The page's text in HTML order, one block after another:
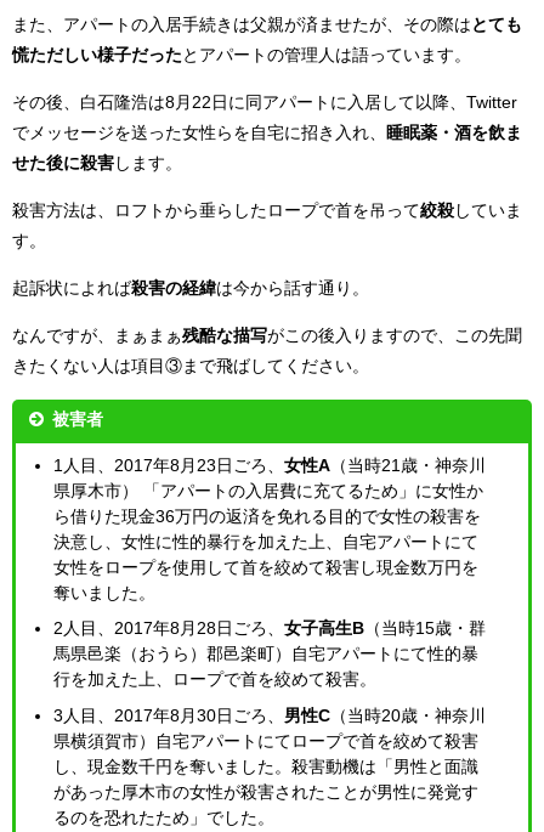
また、アパートの入居手続きは父親が済ませたが、その際は とても
慌ただしい様子だった とアパートの管理人は語っています。
その後、白石隆浩は8月22日に同アパートに入居して以降、Twitter
でメッセージを送った女性らを自宅に招き入れ、
睡眠薬・酒を飲ま
せた後に殺害 します。
殺害方法は、ロフトから垂らしたロープで首を吊って絞殺 していま
す。
起訴状によれば殺害の経緯は今から話す通り。
なんですが、まぁまぁ残酷な描写がこの後入りますので、この先聞
きたくない人は項目③まで飛ばしてください。
被害者
1人目、2017年8月23日ごろ、 女性A（当時21歳・神奈川
県厚木市） 「アパートの入居費に充てるため」に女性か
ら借りた現金36万円の返済を免れる目的で女性の殺害を
決意し、女性に性的暴行を加えた上、自宅アパートにて
女性をロープを使用して首を絞めて殺害し現金数万円を
奪いました。
2人目、2017年8月28日ごろ、 女子高生B（当時15歳・群
馬県邑楽（おうら）郡邑楽町）自宅アパートにて性的暴
行を加えた上、ロープで首を絞めて殺害。
3人目、2017年8月30日ごろ、 男性C（当時20歳・神奈川
県横須賀市）自宅アパートにてロープで首を絞めて殺害
し、現金数千円を奪いました。殺害動機は「男性と面識
があった厚木市の女性が殺害されたことが男性に発覚す
るのを恐れたため」でした。